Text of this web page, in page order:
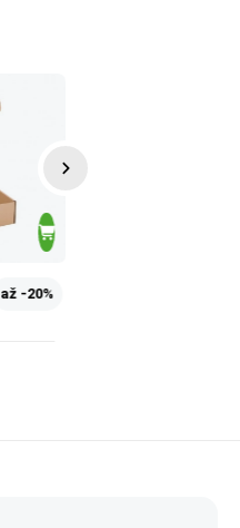
až -20%